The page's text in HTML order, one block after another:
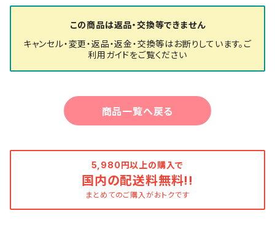
この商品は返品・交換等できません
キャンセル・変更・返品・返金・交換等はお断りしています。ご
利用ガイドをご覧ください
商品一覧へ戻る
5,980円以上の購入で
国内の配送料無料!!
まとめてのご購入がおトクです